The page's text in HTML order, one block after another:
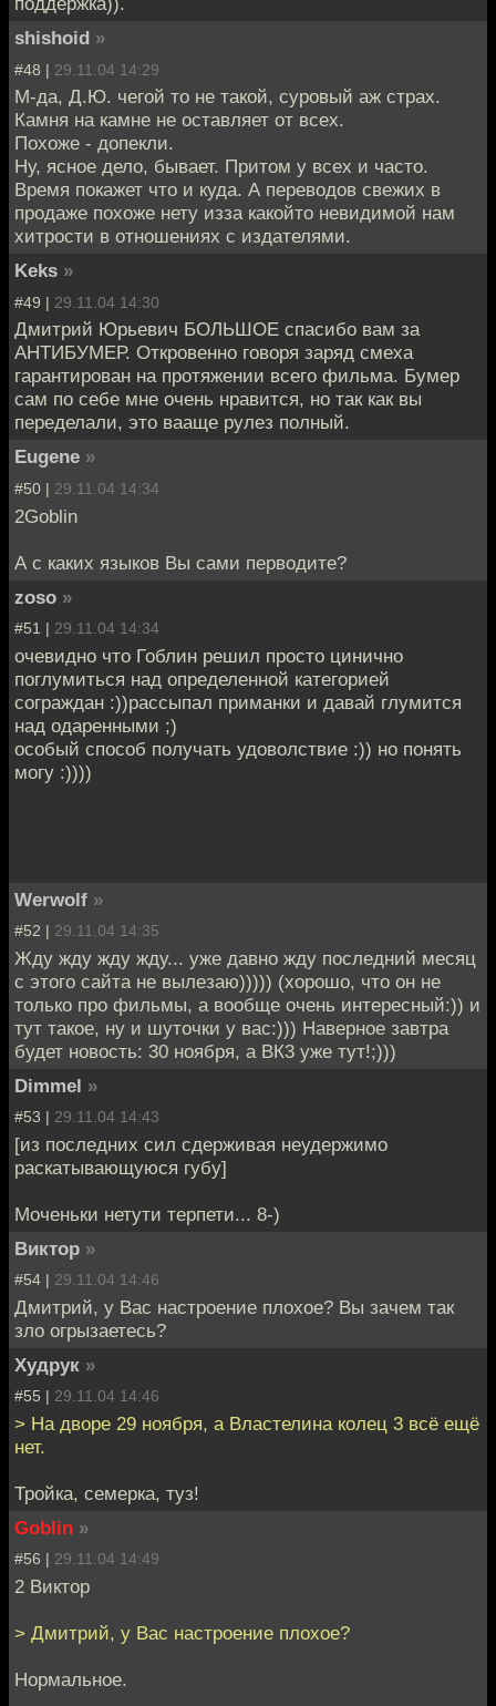
shishoid »
#48 | 29.11.04 14:29
М-да, Д.Ю. чегой то не такой, суровый аж страх.
Камня на камне не оставляет от всех.
Похоже - допекли.
Ну, ясное дело, бывает. Притом у всех и часто.
Время покажет что и куда. А переводов свежих в
продаже похоже нету изза какойто невидимой нам
хитрости в отношениях с издателями.
Keks »
#49 | 29.11.04 14:30
Дмитрий Юрьевич БОЛЬШОЕ спасибо вам за
АНТИБУМЕР. Откровенно говоря заряд смеха
гарантирован на протяжении всего фильма. Бумер
сам по себе мне очень нравится, но так как вы
переделали, это вааще рулез полный.
Eugene »
#50 | 29.11.04 14:34
2Goblin
А с каких языков Вы сами перводите?
zoso »
#51 | 29.11.04 14:34
очевидно что Гоблин решил просто цинично
поглумиться над определенной категорией
сограждан :))рассыпал приманки и давай глумится
над одаренными ;)
особый способ получать удоволствие :)) но понять
могу :))))
Werwolf »
#52 | 29.11.04 14:35
Жду жду жду жду... уже давно жду последний месяц
с этого сайта не вылезаю))))) (хорошо, что он не
только про фильмы, а вообще очень интересный:)) и
тут такое, ну и шуточки у вас:))) Наверное завтра
будет новость: 30 ноября, а ВК3 уже тут!;)))
Dimmel »
#53 | 29.11.04 14:43
[из последних сил сдерживая неудержимо
раскатывающуюся губу]
Моченьки нетути терпети... 8-)
Виктор »
#54 | 29.11.04 14:46
Дмитрий, у Вас настроение плохое? Вы зачем так
зло огрызаетесь?
Худрук »
#55 | 29.11.04 14:46
> На дворе 29 ноября, а Властелина колец 3 всё ещё
нет.
Тройка, семерка, туз!
Goblin »
#56 | 29.11.04 14:49
2 Виктор
> Дмитрий, у Вас настроение плохое?
Нормальное.